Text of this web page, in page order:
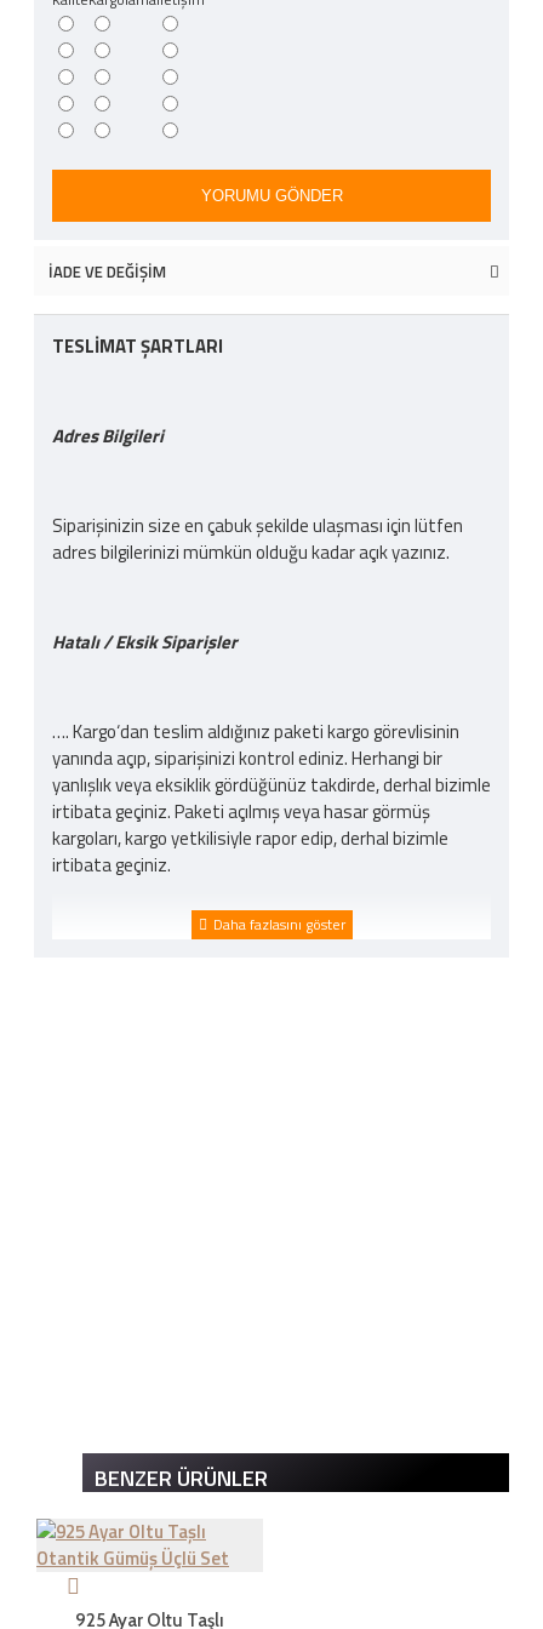
YORUMU GÖNDER
İADE VE DEĞIŞIM
TESLİMAT ŞARTLARI
Adres Bilgileri
Siparişinizin size en çabuk şekilde ulaşması için lütfen
adres bilgilerinizi mümkün olduğu kadar açık yazınız.
Hatalı / Eksik Siparişler
…. Kargo‘dan teslim aldığınız paketi kargo görevlisinin
yanında açıp, siparişinizi kontrol ediniz. Herhangi bir
yanlışlık veya eksiklik gördüğünüz takdirde, derhal bizimle
irtibata geçiniz. Paketi açılmış veya hasar görmüş
kargoları, kargo yetkilisiyle rapor edip, derhal bizimle
irtibata geçiniz.
süre içinde geçerli bir neden belirterek iade
edebilirsiniz.Kargo bedeli bize aittir. Sebebsiz iadelerde
kargo müşteriye aittir
İade şartları nelerdir?
BENZER ÜRÜNLER
925 Ayar Oltu Taşlı